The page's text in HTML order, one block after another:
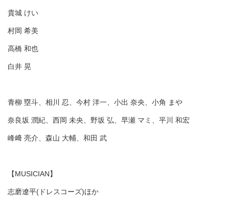
貴城 けい
村岡 希美
高橋 和也
白井 晃
青柳 塁斗、相川 忍、今村 洋一、小出 奈央、小角 まや
奈良坂 潤紀、西岡 未央、野坂 弘、早瀬 マミ、平川 和宏
峰﨑 亮介、森山 大輔、和田 武
【MUSICIAN】
志磨遼平(ドレスコーズ)ほか